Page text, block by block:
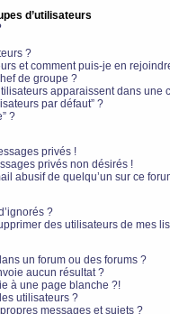
d’utilisateurs
?
et comment puis-je en
de groupe ?
apparaissent dans une
par défaut” ?
?
privés !
privés non désirés !
abusif de quelqu’un sur ce
?
des utilisateurs de mes
un forum ou des forums ?
aucun résultat ?
à une page blanche ?!
utilisateurs ?
messages et sujets ?